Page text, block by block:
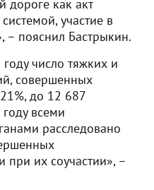
дороге как акт
участие в
– пояснил Бастрыкин.
число тяжких и
совершенных
до 12 687
всеми
расследовано
при их соучастии», –